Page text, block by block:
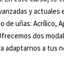
y actuales
de uñas: Acrílico,
dos
adaptarnos a tus